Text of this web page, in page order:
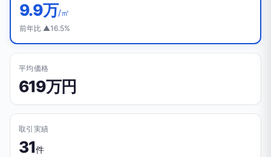
9.9万/㎡
前年比 ▲16.5%
平均価格
619万円
取引実績
31件